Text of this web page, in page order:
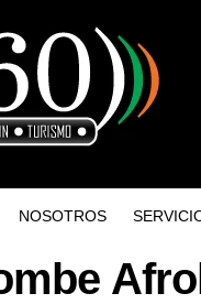
NOSOTROS